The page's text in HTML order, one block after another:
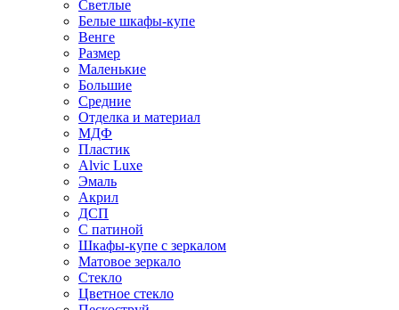
Светлые
Белые шкафы-купе
Венге
Размер
Маленькие
Большие
Средние
Отделка и материал
МДФ
Пластик
Alvic Luxe
Эмаль
Акрил
ДСП
С патиной
Шкафы-купе с зеркалом
Матовое зеркало
Стекло
Цветное стекло